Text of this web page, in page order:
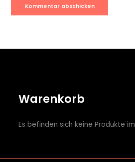
Warenkorb
Es befinden sich keine Produkte